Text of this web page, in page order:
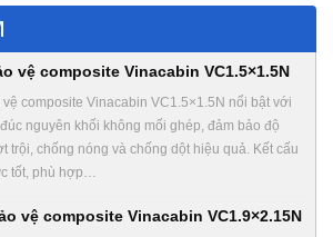
vệ composite Vinacabin VC1.5×1.5N
vệ composite Vinacabin VC1.5×1.5N nổi bật với
nguyên khối không mối ghép, đảm bảo độ
trội, chống nóng và chống dột hiệu quả. Kết cấu
tốt, phù hợp…
vệ composite Vinacabin VC1.9×2.15N